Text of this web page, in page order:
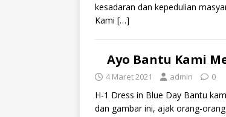
kesadaran dan kepedulian
Kami […]
Ayo Bantu Kami
4 Maret 2021 admin 0
H-1 Dress in Blue Day Bantu
dan gambar ini, ajak orang-